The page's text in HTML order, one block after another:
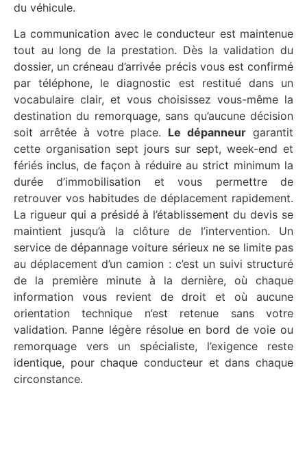
du véhicule.
La communication avec le conducteur est maintenue
tout au long de la prestation. Dès la validation du
dossier, un créneau d’arrivée précis vous est confirmé
par téléphone, le diagnostic est restitué dans un
vocabulaire clair, et vous choisissez vous-même la
destination du remorquage, sans qu’aucune décision
soit arrêtée à votre place. Le dépanneur garantit
cette organisation sept jours sur sept, week-end et
fériés inclus, de façon à réduire au strict minimum la
durée d’immobilisation et vous permettre de
retrouver vos habitudes de déplacement rapidement.
La rigueur qui a présidé à l’établissement du devis se
maintient jusqu’à la clôture de l’intervention. Un
service de dépannage voiture sérieux ne se limite pas
au déplacement d’un camion : c’est un suivi structuré
de la première minute à la dernière, où chaque
information vous revient de droit et où aucune
orientation technique n’est retenue sans votre
validation. Panne légère résolue en bord de voie ou
remorquage vers un spécialiste, l’exigence reste
identique, pour chaque conducteur et dans chaque
circonstance.